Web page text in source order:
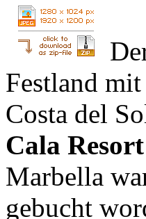
Festland
Costa del
Cala Resort
Marbella
gebucht